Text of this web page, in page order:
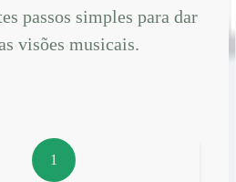
passos simples para dar
visões musicais.
1